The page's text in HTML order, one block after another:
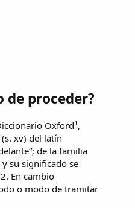
de proceder?
Oxford1 ,
xv) del latín
de la familia
su significado se
En cambio
o modo de tramitar